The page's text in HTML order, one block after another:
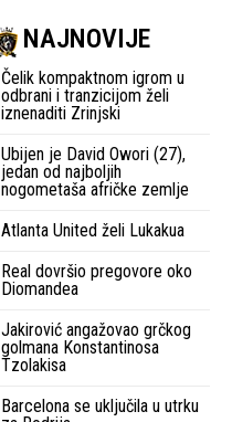
NAJNOVIJE
Čelik kompaktnom igrom u
odbrani i tranzicijom želi
iznenaditi Zrinjski
Ubijen je David Owori (27),
jedan od najboljih
nogometaša afričke zemlje
Atlanta United želi Lukakua
Real dovršio pregovore oko
Diomandea
Jakirović angažovao grčkog
golmana Konstantinosa
Tzolakisa
Barcelona se uključila u utrku